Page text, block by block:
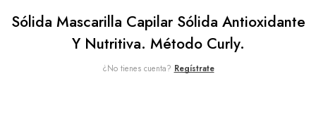
Sólida Mascarilla Capilar Sólida Antioxidante
Y Nutritiva. Método Curly.
¿No tienes cuenta? Regístrate